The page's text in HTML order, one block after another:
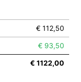
€ 112,50
€ 93,50
€ 1122,00